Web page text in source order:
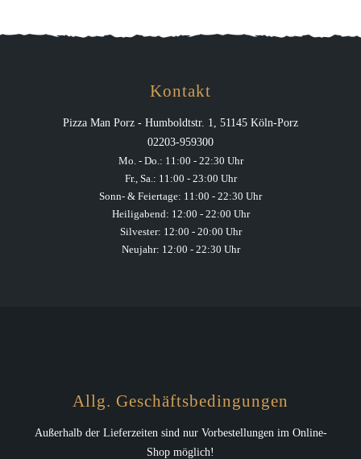
Kontakt
Pizza Man Porz - Humboldtstr. 1, 51145 Köln-Porz
02203-959300
Mo. - Do.: 11:00 - 22:30 Uhr
Fr., Sa.: 11:00 - 23:00 Uhr
Sonn- & Feiertage: 11:00 - 22:30 Uhr
Heiligabend: 12:00 - 22:00 Uhr
Silvester: 12:00 - 20:00 Uhr
Neujahr: 12:00 - 22:30 Uhr
Allg. Geschäftsbedingungen
Außerhalb der Lieferzeiten sind nur Vorbestellungen im Online-
Shop möglich!